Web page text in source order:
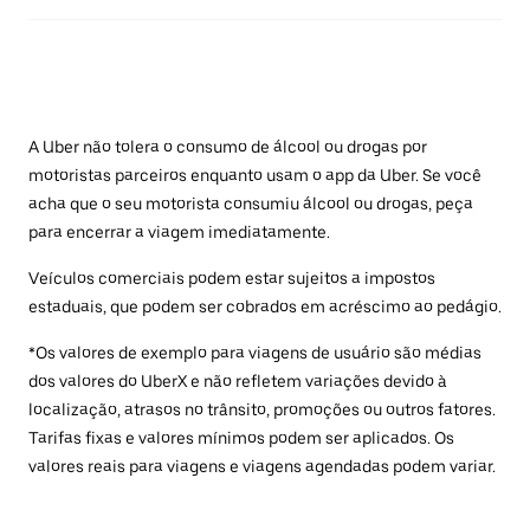
A Uber não tolera o consumo de álcool ou drogas por
motoristas parceiros enquanto usam o app da Uber. Se você
acha que o seu motorista consumiu álcool ou drogas, peça
para encerrar a viagem imediatamente.
Veículos comerciais podem estar sujeitos a impostos
estaduais, que podem ser cobrados em acréscimo ao pedágio.
*Os valores de exemplo para viagens de usuário são médias
dos valores do UberX e não refletem variações devido à
localização, atrasos no trânsito, promoções ou outros fatores.
Tarifas fixas e valores mínimos podem ser aplicados. Os
valores reais para viagens e viagens agendadas podem variar.